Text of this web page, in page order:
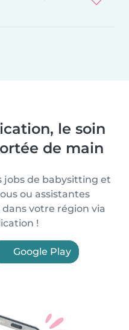
le soin
de main
jobs de babysitting et
ou assistantes
votre région via
!
Google Play